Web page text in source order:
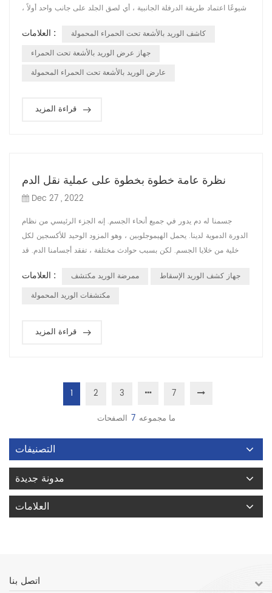
شيوعًا اعتماد طريقة الدرفلة الجانبية ، أي لصق الجلد على جانب واحد أولاً ،
يمكن أن يكون الشريط في حالة توتر. ، تأكد من أنها ليست فضفاضة ، وأن
العلامات :
كاشف الوريد بالأشعة تحت الحمراء المحمولة
جهاز عرض الوريد بالأشعة تحت الحمراء
عارض الوريد بالأشعة تحت الحمراء المحمولة
قراءة المزيد
نظرة عامة خطوة بخطوة على عملية نقل الدم
Dec 27 , 2022
جسمنا له دم يدور في جميع أنحاء الجسم. إنه الجزء الرئيسي من نظام
الدورة الدموية لدينا. يحمل الهيموجلوبين ، وهو المزود الوحيد للأكسجين لكل
خلية من خلايا الجسم. لكن بسبب حوادث مختلفة ، تفقد أجسامنا الدم. قد
الهيموجلوبين في الجسم. في جميع هذه الحالات ، يلعب نقل الدم دورًا مهمًا
للغاية. هناك بعض الخطوات التي يجب على كل من المرضى والأطباء
العلامات : ممرضة الوريد مكتشف
جهاز كشف الوريد الإسقاط
مكتشفات الوريد المحمولة
قراءة المزيد
1 2 3
7
ما مجموعه 7 الصفحات
التصنيفات
مدونة جديدة
العلامات
اتصل بنا